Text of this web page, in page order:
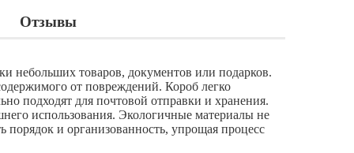
Отзывы
небольших товаров, документов или подарков.
от повреждений. Короб легко
подходят для почтовой отправки и хранения.
использования. Экологичные материалы не
и организованность, упрощая процесс